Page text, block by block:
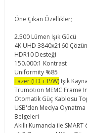
Öne Çıkan Özellikler;
2.500 Lümen Işık Gücü
4K UHD 3840x2160
HDR10 Desteği
150.000:1 Kontrast
Uniformity %85
Lazer (LD + P/W)Işık
Trumotion MEMC Frame
Otomatik Güç Kablosu
USB'den Medya
Belgeleri
Akıllı Kumanda ile